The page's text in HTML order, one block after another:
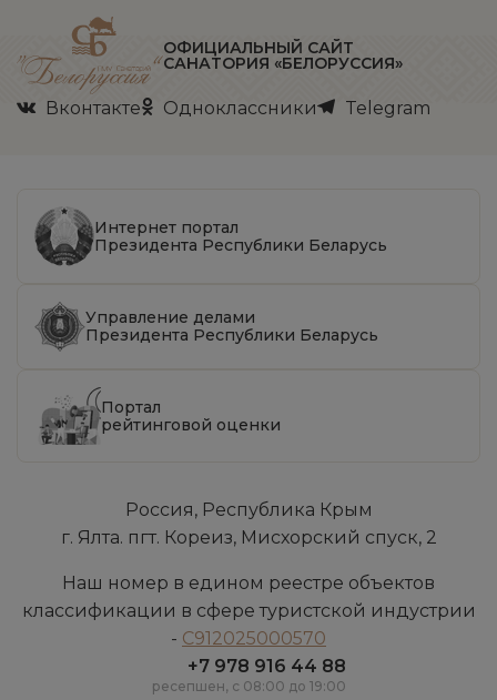
ОФИЦИАЛЬНЫЙ САЙТ
САНАТОРИЯ «БЕЛОРУССИЯ»
Вконтакте Одноклассники Telegram
Интернет портал
Президента Республики Беларусь
Управление делами
Президента Республики Беларусь
Портал
рейтинговой оценки
Россия, Республика Крым
г. Ялта. пгт. Кореиз, Мисхорский спуск, 2
Наш номер в едином реестре объектов
классификации в сфере туристской индустрии
- С912025000570
+7 978 916 44 88
ресепшен, c 08:00 до 19:00